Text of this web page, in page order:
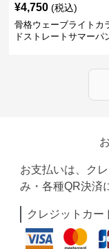
¥4,750 (税込)
骨格ウェーブライトカ
ドストレートサマーパ
お支払いは、ク
み・各種QR決済
クレジットカー